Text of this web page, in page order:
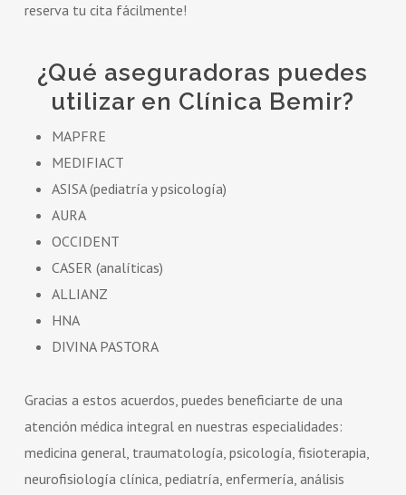
reserva tu cita fácilmente!
¿Qué aseguradoras puedes
utilizar en Clínica Bemir?
MAPFRE
MEDIFIACT
ASISA (pediatría y psicología)
AURA
OCCIDENT
CASER (analíticas)
ALLIANZ
HNA
DIVINA PASTORA
Gracias a estos acuerdos, puedes beneficiarte de una
atención médica integral en nuestras especialidades:
medicina general, traumatología, psicología, fisioterapia,
neurofisiología clínica, pediatría, enfermería, análisis